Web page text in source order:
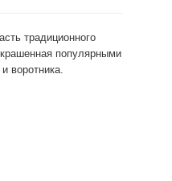
традиционного
популярными
воротника.